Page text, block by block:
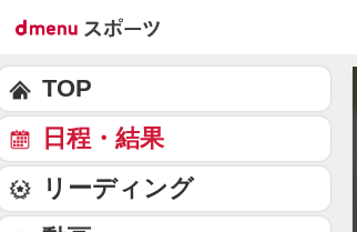
TOP
日程・結果
リーディング